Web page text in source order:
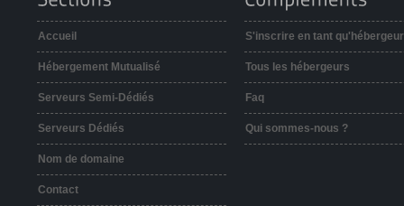
Accueil
Hébergement Mutualisé
Serveurs Semi-Dédiés
Serveurs Dédiés
Nom de domaine
Contact
S'inscrire en tant qu'hébergeur
Tous les hébergeurs
Faq
Qui sommes-nous ?